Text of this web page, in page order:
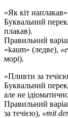
«Як кіт наплакав»
Буквальний
плакав).
Правильний
«kaum» (ледве),
морі).
«Пливти за
Буквальний
але не
Правильний
за течією), «mit